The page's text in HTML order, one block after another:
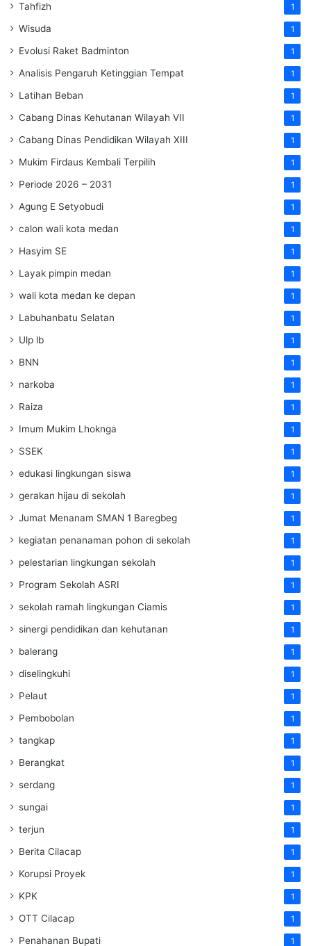
Tahfizh 1
Wisuda 1
Evolusi Raket Badminton 1
Analisis Pengaruh Ketinggian Tempat 1
Latihan Beban 1
Cabang Dinas Kehutanan Wilayah VII 1
Cabang Dinas Pendidikan Wilayah XIII 1
Mukim Firdaus Kembali Terpilih 1
Periode 2026 – 2031 1
Agung E Setyobudi 1
calon wali kota medan 1
Hasyim SE 1
Layak pimpin medan 1
wali kota medan ke depan 1
Labuhanbatu Selatan 1
Ulp lb 1
BNN 1
narkoba 1
Raiza 1
Imum Mukim Lhoknga 1
SSEK 1
edukasi lingkungan siswa 1
gerakan hijau di sekolah 1
Jumat Menanam SMAN 1 Baregbeg 1
kegiatan penanaman pohon di sekolah 1
pelestarian lingkungan sekolah 1
Program Sekolah ASRI 1
sekolah ramah lingkungan Ciamis 1
sinergi pendidikan dan kehutanan 1
balerang 1
diselingkuhi 1
Pelaut 1
Pembobolan 1
tangkap 1
Berangkat 1
serdang 1
sungai 1
terjun 1
Berita Cilacap 1
Korupsi Proyek 1
KPK 1
OTT Cilacap 1
Penahanan Bupati 1